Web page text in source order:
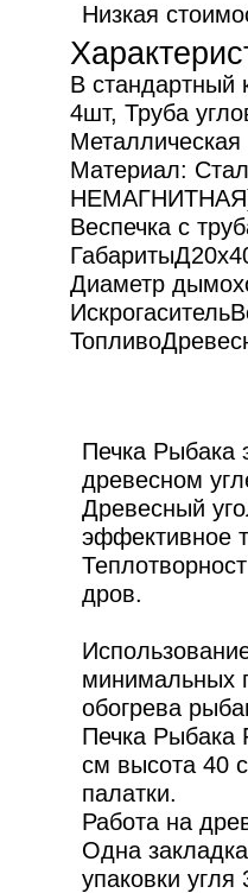
Низкая
В стандартный
4шт, Труба
Металлическая
Материал:
Веспечка с
Габариты
Диаметр
Искрогаситель
Топливо
Печка Рыбака
древесном
Древесный
эффективное
дров.
минимальных
обогрева
Печка Рыбака
см высота 40
палатки.
Работа на
Одна
упаковки угля